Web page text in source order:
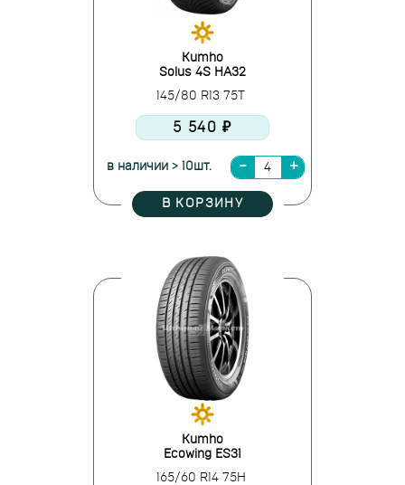
Kumho
Solus 4S HA32
145/80 R13 75T
5 540 ₽
в наличии > 10шт.
В КОРЗИНУ
Kumho
Ecowing ES31
165/60 R14 75H